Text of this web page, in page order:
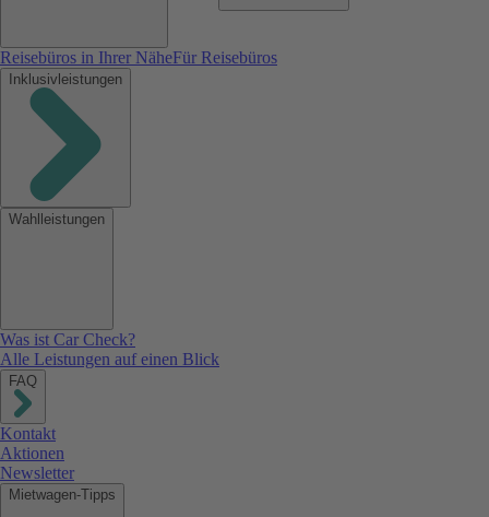
Reisebüros in Ihrer NäheFür Reisebüros
Inklusivleistungen
Wahlleistungen
Was ist Car Check?
Alle Leistungen auf einen Blick
FAQ
Kontakt
Aktionen
Newsletter
Mietwagen-Tipps